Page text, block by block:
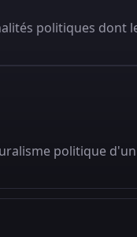
politiques dont
politique